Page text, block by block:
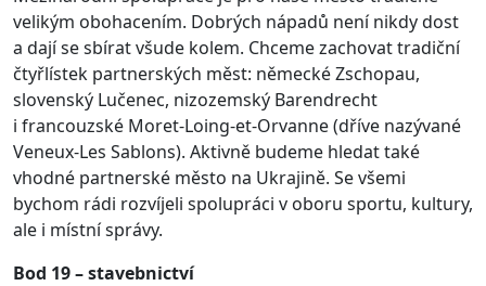
velikým obohacením. Dobrých nápadů není nikdy dost
a dají se sbírat všude kolem. Chceme zachovat tradiční
čtyřlístek partnerských měst: německé Zschopau,
slovenský Lučenec, nizozemský Barendrecht
i francouzské Moret-Loing-et-Orvanne (dříve nazývané
Veneux-Les Sablons). Aktivně budeme hledat také
vhodné partnerské město na Ukrajině. Se všemi
bychom rádi rozvíjeli spolupráci v oboru sportu, kultury,
ale i místní správy.
Bod 19 – stavebnictví